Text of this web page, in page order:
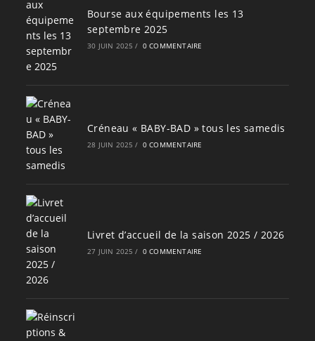
Bourse aux équipements les 13
septembre 2025
30 JUIN 2025 / 0 COMMENTAIRE
Créneau « BABY-BAD » tous les samedis
28 JUIN 2025 / 0 COMMENTAIRE
Livret d’accueil de la saison 2025 / 2026
27 JUIN 2025 / 0 COMMENTAIRE